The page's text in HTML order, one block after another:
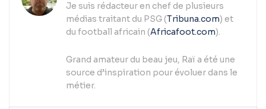
Je suis rédacteur en chef de plusieurs
médias traitant du PSG (Tribuna.com) et
du football africain (Africafoot.com).
Grand amateur du beau jeu, Raï a été une
source d’inspiration pour évoluer dans le
métier.